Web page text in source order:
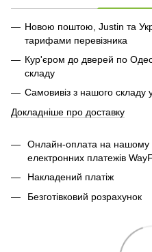
Новою поштою, Justin та
тарифами перевізника
Кур'єром до дверей по
складу
Самовивіз з нашого
Докладніше про доставку
Онлайн-оплата на нашому
електронних платежів
Накладений платіж
Безготівковий розрахунок